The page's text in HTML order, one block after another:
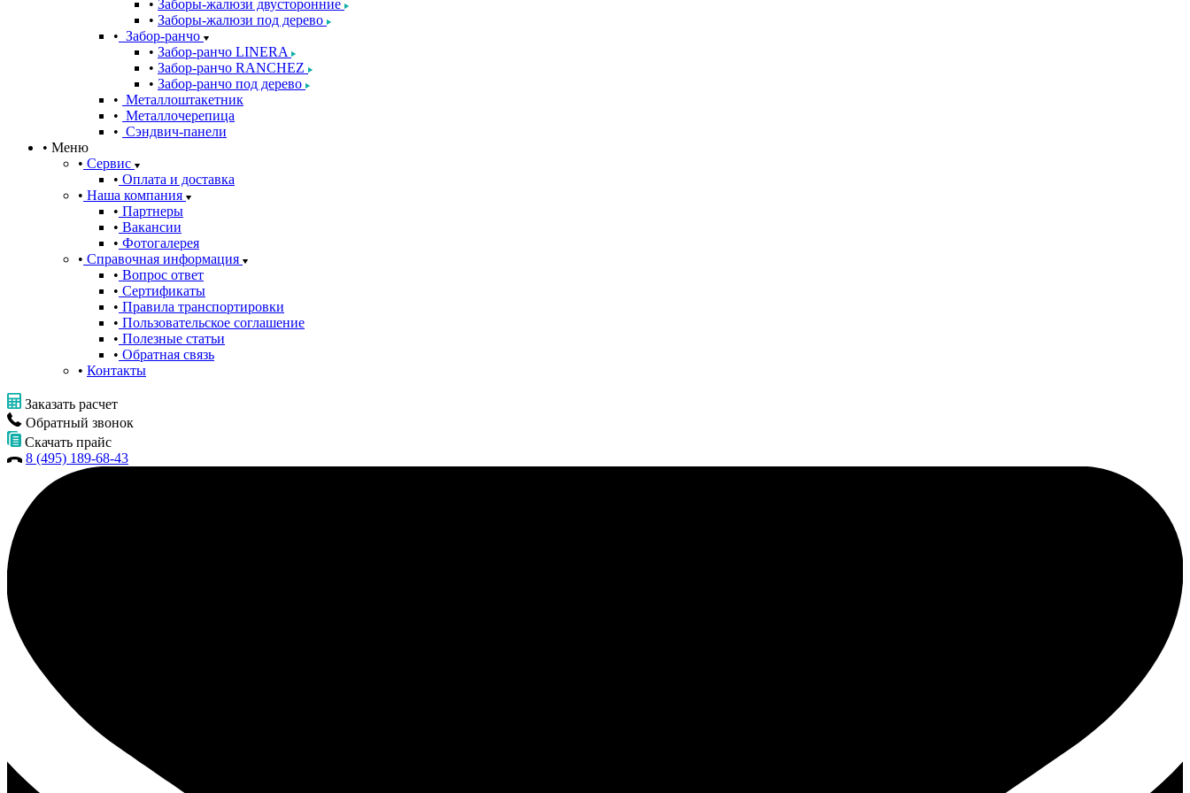
Заборы-жалюзи двусторонние
Заборы-жалюзи под дерево
Забор-ранчо
Забор-ранчо LINERA
Забор-ранчо RANCHEZ
Забор-ранчо под дерево
Металлоштакетник
Металлочерепица
Сэндвич-панели
Меню
Сервис
Оплата и доставка
Наша компания
Партнеры
Вакансии
Фотогалерея
Справочная информация
Вопрос ответ
Сертификаты
Правила транспортировки
Пользовательское соглашение
Полезные статьи
Обратная связь
Контакты
Заказать расчет
Обратный звонок
Скачать прайс
8 (495) 189-68-43